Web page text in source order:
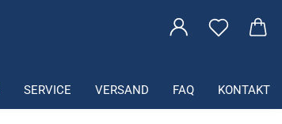
SERVICE VERSAND FAQ KONTAKT